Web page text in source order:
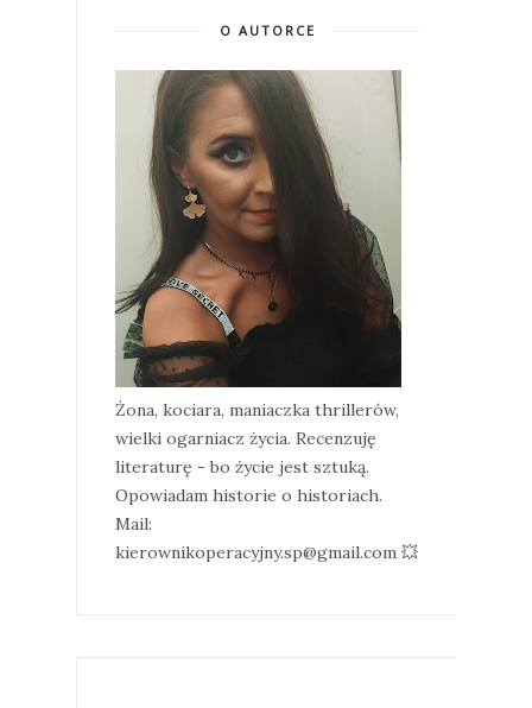
O AUTORCE
Żona, kociara, maniaczka thrillerów,
wielki ogarniacz życia. Recenzuję
literaturę - bo życie jest sztuką.
Opowiadam historie o historiach.
Mail:
kierownikoperacyjny.sp@gmail.com 💥